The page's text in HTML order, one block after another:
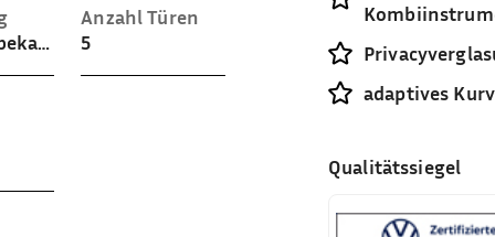
Stoff ((unbekannt))
Anzahl Türen
5
adaptives
Qualitätssiegel